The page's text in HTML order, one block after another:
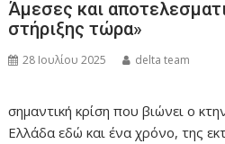
Άμεσες και
στήριξης τώρα»
28 Ιουλίου 2025 delta team
σημαντική κρίση που βιώνει ο
Ελλάδα εδώ και ένα χρόνο, της